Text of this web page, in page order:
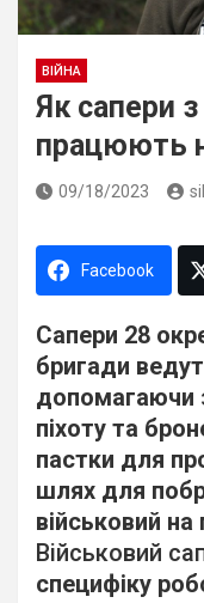
ВІЙНА
Як сапери
працюють
09/18/2023
Facebook
Сапери 28
бригади
допомагаючи
піхоту та
пастки для
шлях для
військовий на
Військовий
специфіку